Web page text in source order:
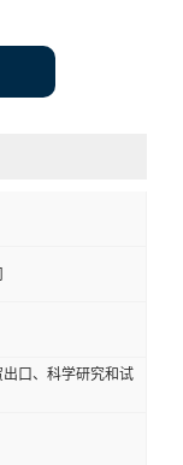
口、科学研究和试